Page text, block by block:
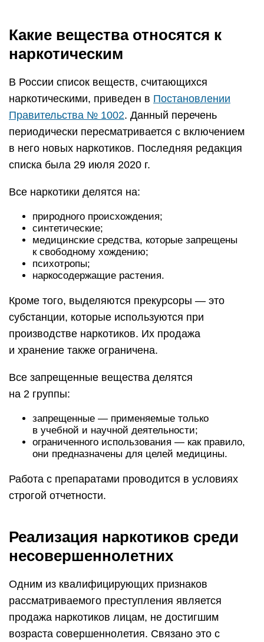
Какие вещества относятся к
наркотическим
В России список веществ, считающихся
наркотическими, приведен в Постановлении
Правительства № 1002. Данный перечень
периодически пересматривается с включением
в него новых наркотиков. Последняя редакция
списка была 29 июля 2020 г.
Все наркотики делятся на:
природного происхождения;
синтетические;
медицинские средства, которые запрещены
к свободному хождению;
психотропы;
наркосодержащие растения.
Кроме того, выделяются прекурсоры — это
субстанции, которые используются при
производстве наркотиков. Их продажа
и хранение также ограничена.
Все запрещенные вещества делятся
на 2 группы:
запрещенные — применяемые только
в учебной и научной деятельности;
ограниченного использования — как правило,
они предназначены для целей медицины.
Работа с препаратами проводится в условиях
строгой отчетности.
Реализация наркотиков среди
несовершеннолетних
Одним из квалифицирующих признаков
рассматриваемого преступления является
продажа наркотиков лицам, не достигшим
возраста совершеннолетия. Связано это с